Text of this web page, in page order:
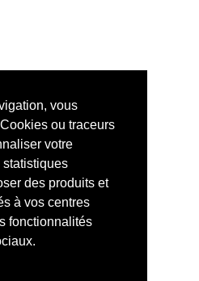
vous
ou traceurs
votre
des produits et
à vos centres
fonctionnalités